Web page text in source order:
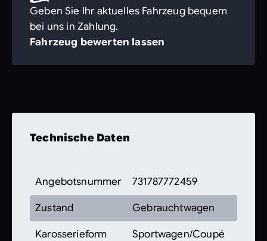
Geben Sie Ihr aktuelles Fahrzeug bequem
bei uns in Zahlung.
Fahrzeug bewerten lassen
Technische Daten
Angebotsnummer 731787772459
Zustand Gebrauchtwagen
Karosserieform Sportwagen/Coupé